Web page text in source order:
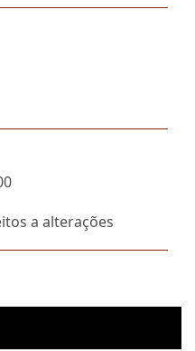
a alterações